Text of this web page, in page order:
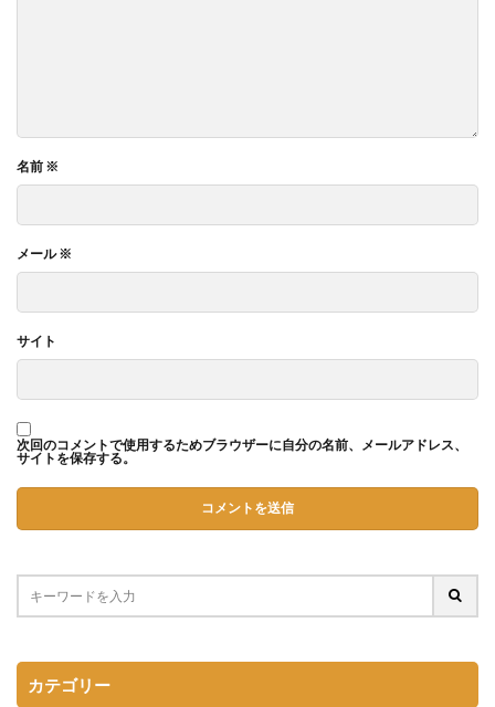
名前 ※
メール※
サイト
次回のコメントで使用するためブラウザーに自分の名前、メールアドレス、
サイトを保存する。
カテゴリー